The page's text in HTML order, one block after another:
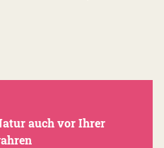
auch vor Ihrer